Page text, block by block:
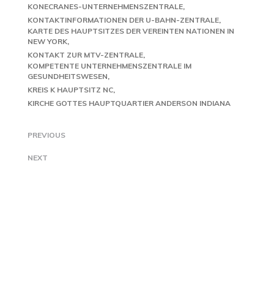
KONECRANES-UNTERNEHMENSZENTRALE
KONTAKTINFORMATIONEN DER U-BAHN-ZENTRALE
KARTE DES HAUPTSITZES DER VEREINTEN NATIONEN IN
NEW YORK
KONTAKT ZUR MTV-ZENTRALE
KOMPETENTE UNTERNEHMENSZENTRALE IM
GESUNDHEITSWESEN
KREIS K HAUPTSITZ NC
KIRCHE GOTTES HAUPTQUARTIER ANDERSON INDIANA
PREVIOUS
NEXT